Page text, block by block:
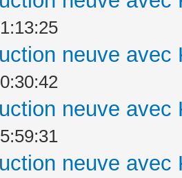
neuve avec
neuve avec
neuve avec